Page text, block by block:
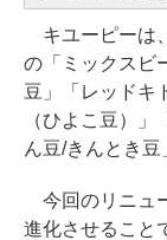
キユーピーは
の「ミックスビ
豆」「レッドキ
（ひよこ豆）
ん豆/きんとき豆
今回のリニュ
進化させること